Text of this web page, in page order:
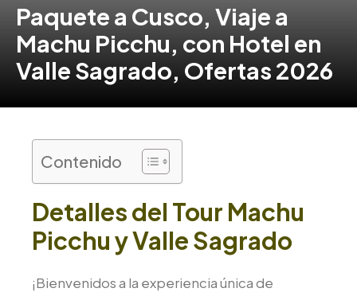
Paquete a Cusco, Viaje a
Machu Picchu, con Hotel en
Valle Sagrado, Ofertas 2026
Contenido
Detalles del Tour Machu
Picchu y Valle Sagrado
¡Bienvenidos a la experiencia única de